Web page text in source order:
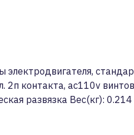
электродвигателя,
2п контакта, ac110v
развязка Вес(кг): 0.214